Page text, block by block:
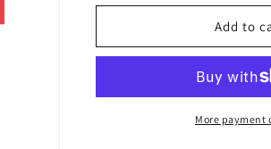
for
elsassi
for
Suomi-
elsassi
täytettävä
vihko
Add to
More payment